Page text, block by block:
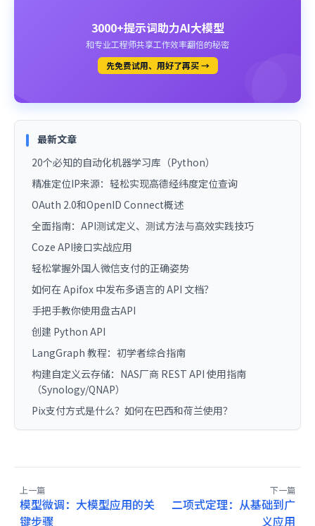
3000+提示词助力AI大模型
和专业工程师共享工作效率翻倍的秘密
先免费试用、用好了再买 →
最新文章
20个必知的自动化机器学习库（Python）
精准定位IP来源：轻松实现高德经纬度定位查询
OAuth 2.0和OpenID Connect概述
全面指南：API测试定义、测试方法与高效实践技巧
Coze API接口实战应用
轻松掌握外国人微信支付的正确姿势
如何在 Apifox 中发布多语言的 API 文档？
手把手教你使用盘古API
创建 Python API
LangGraph 教程：初学者综合指南
构建自定义云存储：NAS厂商 REST API 使用指南
（Synology/QNAP）
Pix支付方式是什么？如何在巴西和荷兰使用？
上一篇
模型微调：大模型应用的关
键步骤
下一篇
二项式定理：从基础到广
义应用